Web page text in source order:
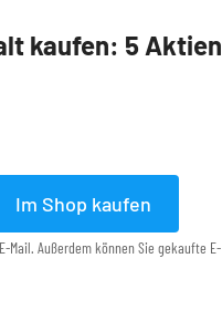
kaufen: 5 Aktien
Im Shop kaufen
Mail. Außerdem können Sie gekaufte E-